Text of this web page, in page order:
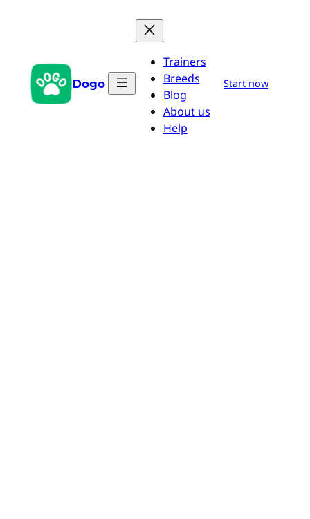
Dogo
Trainers
Breeds
Blog
About us
Help
Start now